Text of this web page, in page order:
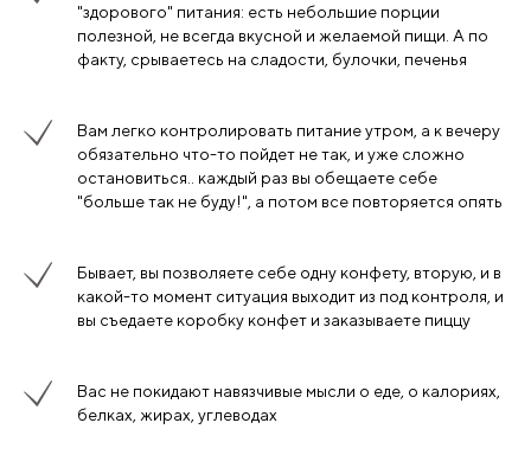
"здорового" питания: есть небольшие порции
полезной, не всегда вкусной и желаемой пищи. А по
факту, срываетесь на сладости, булочки, печенья
Вам легко контролировать питание утром, а к вечеру
обязательно что-то пойдет не так, и уже сложно
остановиться.. каждый раз вы обещаете себе
"больше так не буду!", а потом все повторяется опять
Бывает, вы позволяете себе одну конфету, вторую, и в
какой-то момент ситуация выходит из под контроля, и
вы съедаете коробку конфет и заказываете пиццу
Вас не покидают навязчивые мысли о еде, о калориях,
белках, жирах, углеводах